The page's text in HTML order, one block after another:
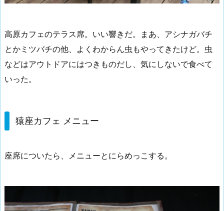
高原カフェのテラス席。いい響きだ。まあ、アシナガバチ
とかミツバチの他、よくわからん虫もやってきたけど。虫
などはアウトドアにはつきものだし、気にしないで食べて
いった。
猿座カフェ メニュー
座席についたら、メニューとにらめっこする。